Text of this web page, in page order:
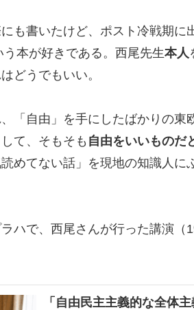
も書いたけど、ポスト冷戦期に
本が好きである。西尾先生本人
どうでもいい。
「自由」を手にしたばかりの東
て、そもそも 自由をいいものだ
めてない話」を現地の知識人に
ハで、西尾さんが行った講演（
「自由民主主義的な全体